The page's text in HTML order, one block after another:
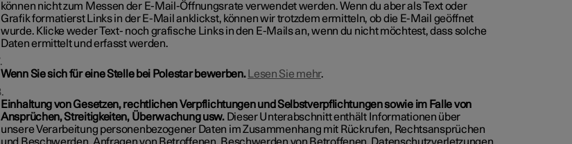
können nicht zum Messen der E-Mail-Öffnungsrate verwendet werden. Wenn du aber als Text oder
Grafik formatierst Links in der E-Mail anklickst, können wir trotzdem ermitteln, ob die E-Mail geöffnet
wurde. Klicke weder Text- noch grafische Links in den E-Mails an, wenn du nicht möchtest, dass solche
Daten ermittelt und erfasst werden.
Wenn Sie sich für eine Stelle bei Polestar bewerben. Lesen Sie mehr.
Einhaltung von Gesetzen, rechtlichen Verpflichtungen und Selbstverpflichtungen sowie im Falle von
Ansprüchen, Streitigkeiten, Überwachung usw. Dieser Unterabschnitt enthält Informationen über
unsere Verarbeitung personenbezogener Daten im Zusammenhang mit Rückrufen, Rechtsansprüchen